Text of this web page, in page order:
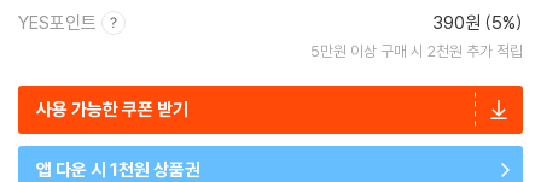
YES포인트 390원 (5%)
5만원 이상 구매 시 2천원 추가 적립
사용 가능한 쿠폰 받기
앱 다운 시 1천원 상품권